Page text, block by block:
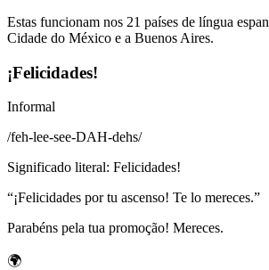
Estas funcionam nos 21 países de língua
Cidade do México e a Buenos Aires.
¡Felicidades!
Informal
/feh-lee-see-DAH-dehs/
Significado literal: Felicidades!
“¡Felicidades por tu ascenso! Te lo mereces.”
Parabéns pela tua promoção! Mereces.
🌍